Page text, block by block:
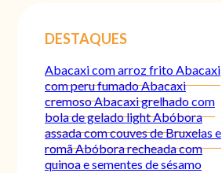
DESTAQUES
Abacaxi com arroz fritoAbacaxi
com peru fumadoAbacaxi
cremosoAbacaxi grelhado com
bola de gelado lightAbóbora
assada com couves de Bruxelas e
romãAbóbora recheada com
quinoa e sementes de sésamo